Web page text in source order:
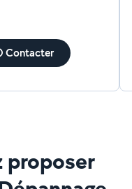
Contacter
proposer